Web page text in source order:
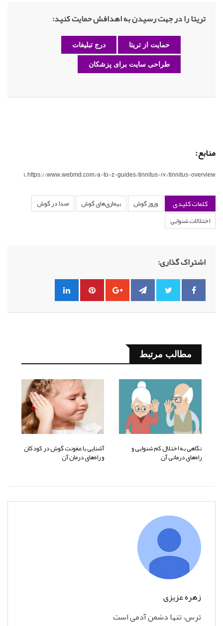
تریتا را در جهت رسیدن به اهدافش حمایت کنید:
حمایت از تریتا درج تبلیغات
طراحی سایت برای پزشکان
منابع:
https://www.webmd.com/a-to-z-guides/tinnitus-17/tinnitus-overview
کلمات کلیدی وزوز گوش بیماری‌های گوش
صدا در گوش
اختلالات شنوایی
اشتراک گذاری:
مطالب مرتبط
نگاهی به اختلال کم شنوایی و
راه‌های درمانی آن
آشنایی با عفونت گوش در کودکان
و راه‌های درمان آن
زهره عزیزی
ترس، تنها دشمن آدمی است